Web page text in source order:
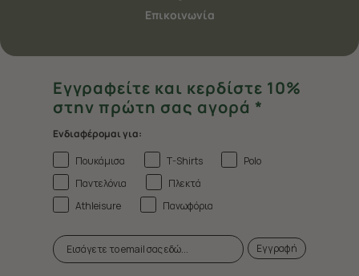
Επικοινωνία
Εγγραφείτε και κερδίστε 10%
στην πρώτη σας αγορά *
Ενδιαφέρομαι για:
Πουκάμισα
T-Shirts
Polo
Παντελόνια
Πλεκτά
Athleisure
Πανωφόρια
Εγγραφή